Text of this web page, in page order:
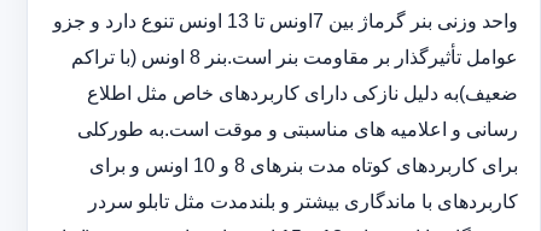
واحد وزنی بنر گرماژ بین ‏‎7‎‏اونس تا 13 اونس تنوع دارد و جزو
عوامل تأثیرگذار بر مقاومت بنر است.بنر 8 اونس (با ‏تراکم
ضعیف)به دلیل نازکی دارای کاربردهای خاص مثل اطلاع
رسانی و اعلامیه های مناسبتی و موقت است.به طورکلی
‏برای کاربردهای کوتاه مدت بنرهای 8 و 10 اونس و برای
کاربردهای با ماندگاری بیشتر و بلندمدت مثل تابلو سردر